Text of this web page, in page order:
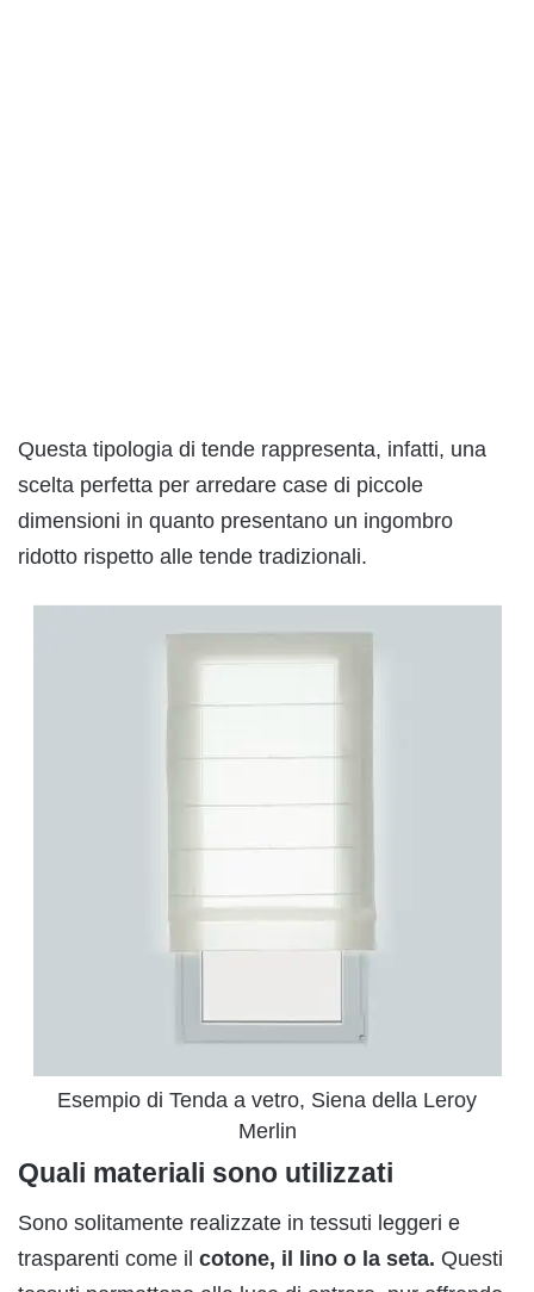
Questa tipologia di tende rappresenta, infatti, una
scelta perfetta per arredare case di piccole
dimensioni in quanto presentano un ingombro
ridotto rispetto alle tende tradizionali.
Esempio di Tenda a vetro, Siena della Leroy
Merlin
Quali materiali sono utilizzati
Sono solitamente realizzate in tessuti leggeri e
trasparenti come il cotone, il lino o la seta. Questi